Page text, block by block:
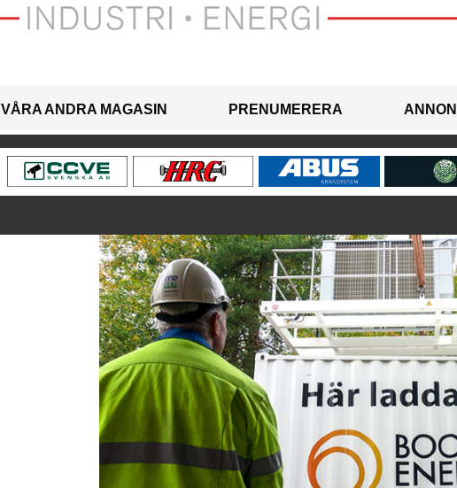
VÅRA ANDRA MAGASIN PRENUMERERA